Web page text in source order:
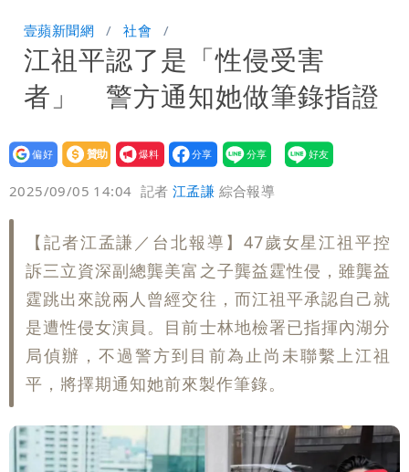
「終於能交代」 捐500萬獎學金延續愛
白海豚颱風逼近！鄭明典示警「恐遇黑潮
變強」 路徑分歧藏警訊：不利強度維持
壹蘋新聞網 社會
江祖平認了是「性侵受害
者」 警方通知她做筆錄指證
設為
贊助
我要
爆料
2025/09/05 14:04 記者江孟謙 綜合報導
【記者江孟謙／台北報導】47歲女星江祖平控
訴三立資深副總龔美富之子龔益霆性侵，雖龔益
霆跳出來說兩人曾經交往，而江祖平承認自己就
是遭性侵女演員。目前士林地檢署已指揮內湖分
局偵辦，不過警方到目前為止尚未聯繫上江祖
平，將擇期通知她前來製作筆錄。